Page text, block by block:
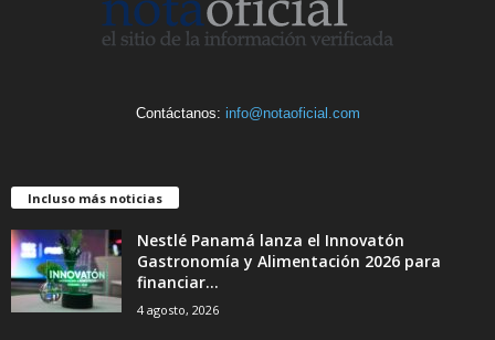
Contáctanos: info@notaoficial.com
Incluso más noticias
Nestlé Panamá lanza el Innovatón
Gastronomía y Alimentación 2026 para
financiar...
4 agosto, 2026